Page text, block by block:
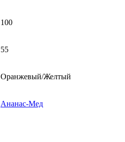
100
55
Оранжевый/Желтый
Ананас-Мед